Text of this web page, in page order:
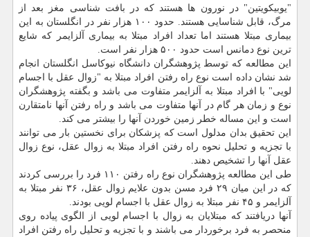
"یوبیكویتین" در نورون ها هستند كه در بافت شناسی مغز بعد از
مرگ، قابل شناسایی هستند. حدود ۱۰۰ هزار نفر در انگلستان به این
بیماری مبتلا هستند اما تعداد افراد مبتلا به بیماری آلزایمر كه شایع
ترین نوع دمانس است حدود ۵۰۰ هزار نفر است.
این مطالعه كه توسط پژوهشگران دانشگاه نیوكاسل انگلستان انجام
شد نشان داده است نوع راه رفتن افراد مبتلا به "زوال عقل با اجسام
لویی" با افراد مبتلا به آلزایمر متفاوت می باشد و بگفته پژوهشگران
نوع و زمان هر گام در آنها متفاوت می باشد و راه رفتن آنها نامتقارن
است و این مساله خطر زمین خوردن آنها را بیشتر می كند.
این تحقیق بدان مدلول است كه پزشكان برای نخستین بار می توانند
با تجزیه و تحلیل نحوه راه رفتن افراد مبتلا به زوال عقل، نوع زوال
عقل آنها را تشخیص دهند.
طی این مطالعه پژوهشگران نوع راه رفتن ۱۱۰ فرد را بررسی كردند
كه در این میان ۲۹ فرد مسن بدون علایم زوال عقل، ۳۶ نفر مبتلا به
آلزایمر و ۴۵ نفر مبتلا به زوال عقل با اجسام لویی بودند.
آنها دریافتند كه مبتلایان به زوال با اجسام لویی از الگوی پیاده روی
منحصر به فرد برخوردار می باشند و با تجزیه و تحلیل راه رفتن افراد